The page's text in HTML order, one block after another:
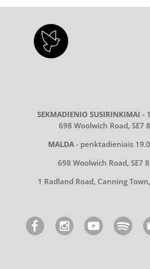
SEKMADIENIO SUSIRINKIMAI -
698 Woolwich Road, SE7
MALDA- penktadieniais
698 Woolwich Road, SE7
1 Radland Road, Canning